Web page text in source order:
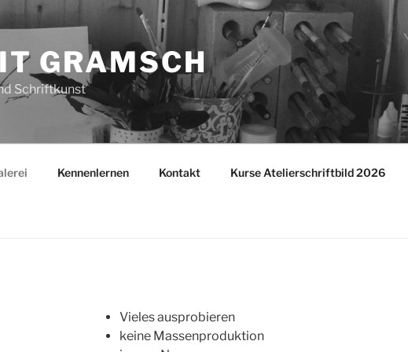
GRAMSCH
Schriftkunst
Kennenlernen Kontakt Kurse Atelierschriftbild 2026
Vie­les ausprobieren
kei­ne Massenproduktion